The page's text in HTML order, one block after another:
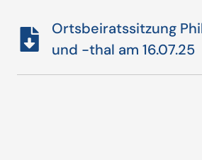
Ortsbeiratssitzung
und -thal am 16.07.25